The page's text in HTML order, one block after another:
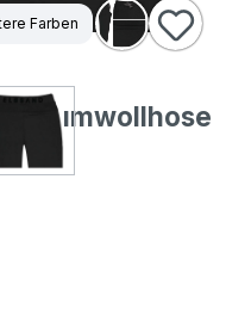
Farben
Baumwollhose